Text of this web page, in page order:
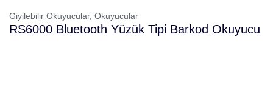
Giyilebilir Okuyucular, Okuyucular
RS6000 Bluetooth Yüzük Tipi Barkod Okuyucu